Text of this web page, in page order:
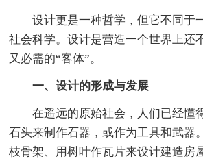
设计更是一种哲学，但它不同于
社会科学。设计是营造一个世界上还
又必需的“客体”。
一、设计的形成与发展
在遥远的原始社会，人们已经懂
石头来制作石器，或作为工具和武器
枝骨架、用树叶作瓦片来设计建造房